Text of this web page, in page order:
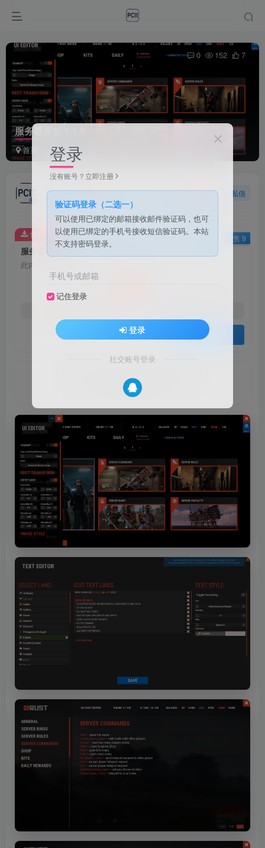
服务器面板 1.1.9
首页 会员和积分下载
0 152 7
PCI1
1个月前发布
关注 私信
服务器面板 1.1.9
此内容为付费资源，请付费后查看
登录购买
付费资源 已售 9
May you live like a child forever.
愿你永远活的像个孩子
登录
没有账号？立即注册
验证码登录（二选一）
可以使用已绑定的邮箱接收邮件验证码，也可
以使用已绑定的手机号接收短信验证码。本站
不支持密码登录。
手机号或邮箱
记住登录
登录
社交账号登录